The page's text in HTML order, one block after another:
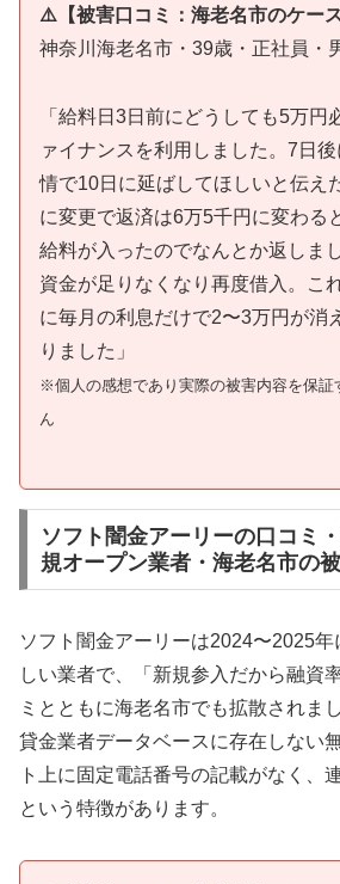
⚠️【被害口コミ：海老名市のケース
神奈川海老名市・39歳・正社員・
「給料日3日前にどうしても5万円
ァイナンスを利用しました。7日
情で10日に延ばしてほしいと伝え
に変更で返済は6万5千円に変わる
給料が入ったのでなんとか返しま
資金が足りなくなり再度借入。こ
に毎月の利息だけで2〜3万円が消
りました」
※個人の感想であり実際の被害内容を保証
ん
ソフト闇金アーリーの口コミ
規オープン業者・海老名市の被
ソフト闇金アーリーは2024〜2025
しい業者で、「新規参入だから融資
ミとともに海老名市でも拡散されま
貸金業者データベースに存在しない
ト上に固定電話番号の記載がなく、
という特徴があります。